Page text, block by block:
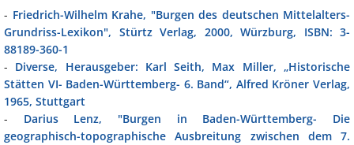
- Friedrich-Wilhelm Krahe, "Burgen des deutschen Mittelalters-
Grundriss-Lexikon", Stürtz Verlag, 2000, Würzburg, ISBN: 3-
88189-360-1
- Diverse, Herausgeber: Karl Seith, Max Miller, „Historische
Stätten VI- Baden-Württemberg- 6. Band“, Alfred Kröner Verlag,
1965, Stuttgart
- Darius Lenz, "Burgen in Baden-Württemberg- Die
geographisch-topographische Ausbreitung zwischen dem 7.